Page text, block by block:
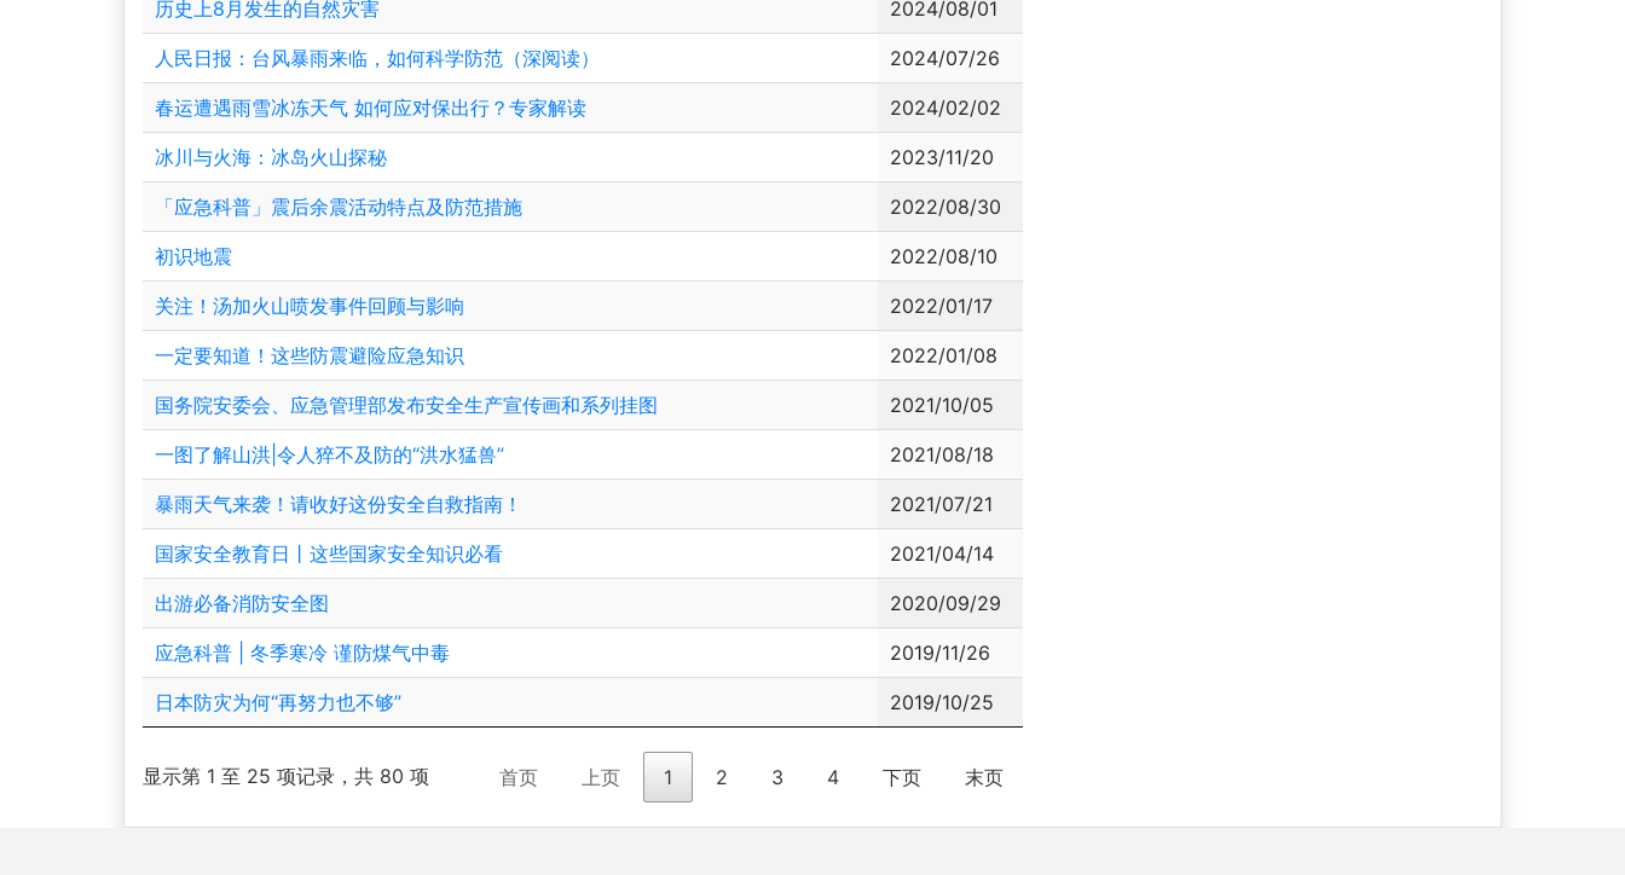
历史上8月发生的自然灾害 2024/08/01
人民日报：台风暴雨来临，如何科学防范（深阅读） 2024/07/26
春运遭遇雨雪冰冻天气 如何应对保出行？专家解读 2024/02/02
冰川与火海：冰岛火山探秘 2023/11/20
「应急科普」震后余震活动特点及防范措施 2022/08/30
初识地震 2022/08/10
关注！汤加火山喷发事件回顾与影响 2022/01/17
一定要知道！这些防震避险应急知识 2022/01/08
国务院安委会、应急管理部发布安全生产宣传画和系列挂图 2021/10/05
一图了解山洪|令人猝不及防的“洪水猛兽” 2021/08/18
暴雨天气来袭！请收好这份安全自救指南！ 2021/07/21
国家安全教育日丨这些国家安全知识必看 2021/04/14
出游必备消防安全图 2020/09/29
应急科普 | 冬季寒冷 谨防煤气中毒 2019/11/26
日本防灾为何“再努力也不够” 2019/10/25
显示第 1 至 25 项记录，共 80 项 首页 上页 1 2 3 4 下页 末页